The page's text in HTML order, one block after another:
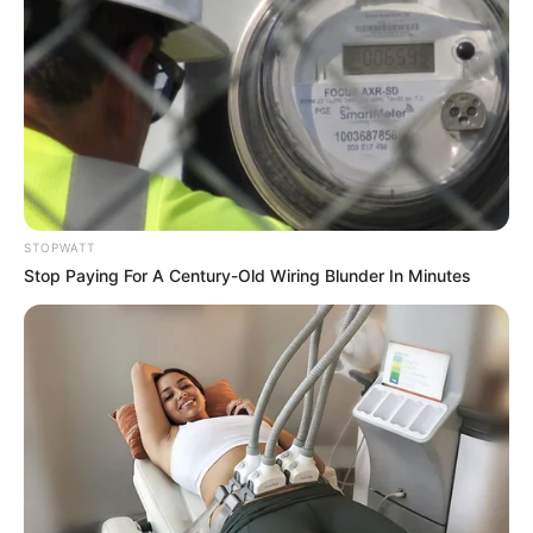
BRAINBERRIES
She Gave Up A Normal Life To Act Like A Horse
BRAINBERRIES
Hollywood's Inaccurate Portrayal Of Reality – Take A
Look Inside
BRAINBERRIES
STOPWATT
Stop Paying For A Century-Old Wiring Blunder In Minutes